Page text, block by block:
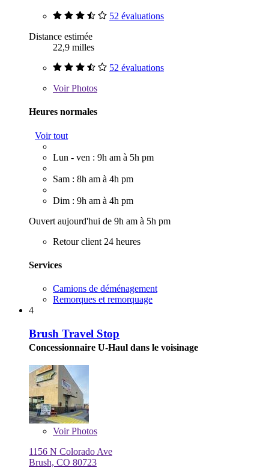
52 évaluations
Distance estimée
22,9 milles
52 évaluations
VoirPhotos
Heures normales
Voir tout
Lun - ven : 9h am à 5h pm
Sam : 8h am à 4h pm
Dim : 9h am à 4h pm
Ouvert aujourd'hui de 9h am à 5h pm
Retour client 24 heures
Services
Camions de déménagement
Remorques et remorquage
4
Brush Travel Stop
Concessionnaire U-Haul dans le voisinage
VoirPhotos
1156 N Colorado Ave
Brush, CO 80723